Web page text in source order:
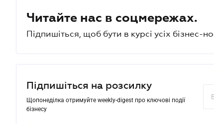
Читайте нас в соцмережах.
Підпишіться, щоб бути в курсі усіх бізнес-
Підпишіться на розсилку
Щопонеділка отримуйте weekly-digest про ключові події
бізнесу